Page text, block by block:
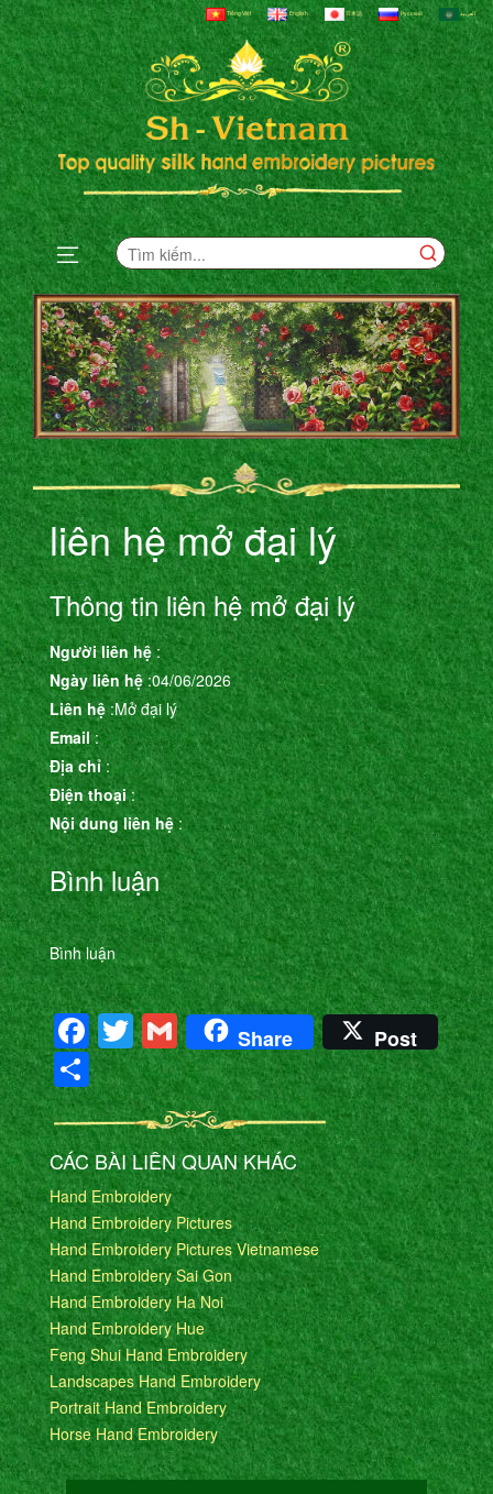
Tiếng Việt English 日本語 Русский العربية
liên hệ mở đại lý
Thông tin liên hệ mở đại lý
Người liên hệ:
Ngày liên hệ :04/06/2026
Liên hệ:Mở đại lý
Email:
Địa chỉ:
Điện thoại:
Nội dung liên hệ:
Bình luận
Bình luận
Facebook
Twitter
Gmail
Share Post
Share
CÁC BÀI LIÊN QUAN KHÁC
Hand Embroidery
Hand Embroidery Pictures
Hand Embroidery Pictures Vietnamese
Hand Embroidery Sai Gon
Hand Embroidery Ha Noi
Hand Embroidery Hue
Feng Shui Hand Embroidery
Landscapes Hand Embroidery
Portrait Hand Embroidery
Horse Hand Embroidery